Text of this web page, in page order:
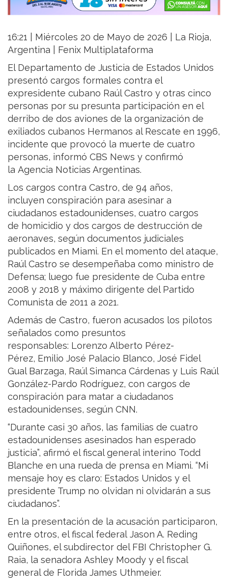
16:21 | Miércoles 20 de Mayo de 2026 | La Rioja,
Argentina | Fenix Multiplataforma
El Departamento de Justicia de Estados Unidos
presentó cargos formales contra el
expresidente cubano Raúl Castro y otras cinco
personas por su presunta participación en el
derribo de dos aviones de la organización de
exiliados cubanos Hermanos al Rescate en 1996,
incidente que provocó la muerte de cuatro
personas, informó CBS News y confirmó
la Agencia Noticias Argentinas.
Los cargos contra Castro, de 94 años,
incluyen conspiración para asesinar a
ciudadanos estadounidenses, cuatro cargos
de homicidio y dos cargos de destrucción de
aeronaves, según documentos judiciales
publicados en Miami. En el momento del ataque,
Raúl Castro se desempeñaba como ministro de
Defensa; luego fue presidente de Cuba entre
2008 y 2018 y máximo dirigente del Partido
Comunista de 2011 a 2021.
Además de Castro, fueron acusados los pilotos
señalados como presuntos
responsables: Lorenzo Alberto Pérez-
Pérez, Emilio José Palacio Blanco, José Fidel
Gual Barzaga, Raúl Simanca Cárdenas y Luis Raúl
González-Pardo Rodríguez, con cargos de
conspiración para matar a ciudadanos
estadounidenses, según CNN.
“Durante casi 30 años, las familias de cuatro
estadounidenses asesinados han esperado
justicia”, afirmó el fiscal general interino Todd
Blanche en una rueda de prensa en Miami. “Mi
mensaje hoy es claro: Estados Unidos y el
presidente Trump no olvidan ni olvidarán a sus
ciudadanos”.
En la presentación de la acusación participaron,
entre otros, el fiscal federal Jason A. Reding
Quiñones, el subdirector del FBI Christopher G.
Raia, la senadora Ashley Moody y el fiscal
general de Florida James Uthmeier.